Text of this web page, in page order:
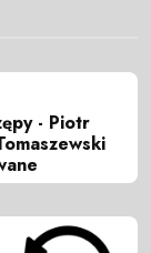
- Piotr